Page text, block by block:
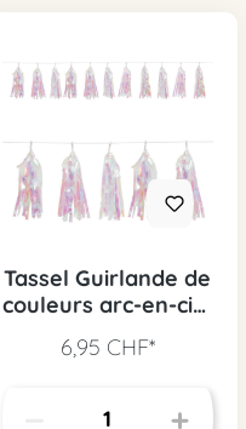
Tassel Guirlande de
couleurs arc-en-ciel
6,95 CHF*